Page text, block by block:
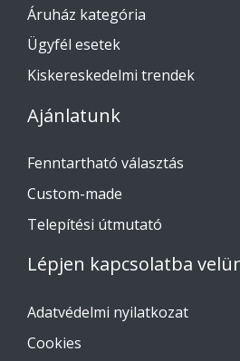
Áruház kategória
Ügyfél esetek
Kiskereskedelmi trendek
Ajánlatunk
Fenntartható választás
Custom-made
Telepítési útmutató
Lépjen kapcsolatba
Adatvédelmi nyilatkozat
Cookies